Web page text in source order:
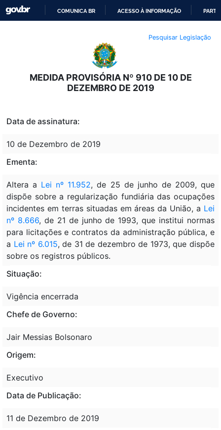
O
CONTEÚDO
COMUNICA BR ACESSO À INFORMAÇÃO
Pesquisar Legislação
MEDIDA PROVISÓRIA Nº 910 DE 10 DE
DEZEMBRO DE 2019
Data de assinatura:
10 de Dezembro de 2019
Ementa:
Altera a Lei nº 11.952, de 25 de junho de 2009, que
dispõe sobre a regularização fundiária das ocupações
incidentes em terras situadas em áreas da União, a Lei
nº 8.666, de 21 de junho de 1993, que institui normas
para licitações e contratos da administração pública, e
a Lei nº 6.015, de 31 de dezembro de 1973, que dispõe
sobre os registros públicos.
Situação:
Vigência encerrada
Chefe de Governo:
Jair Messias Bolsonaro
Origem:
Executivo
Data de Publicação:
11 de Dezembro de 2019